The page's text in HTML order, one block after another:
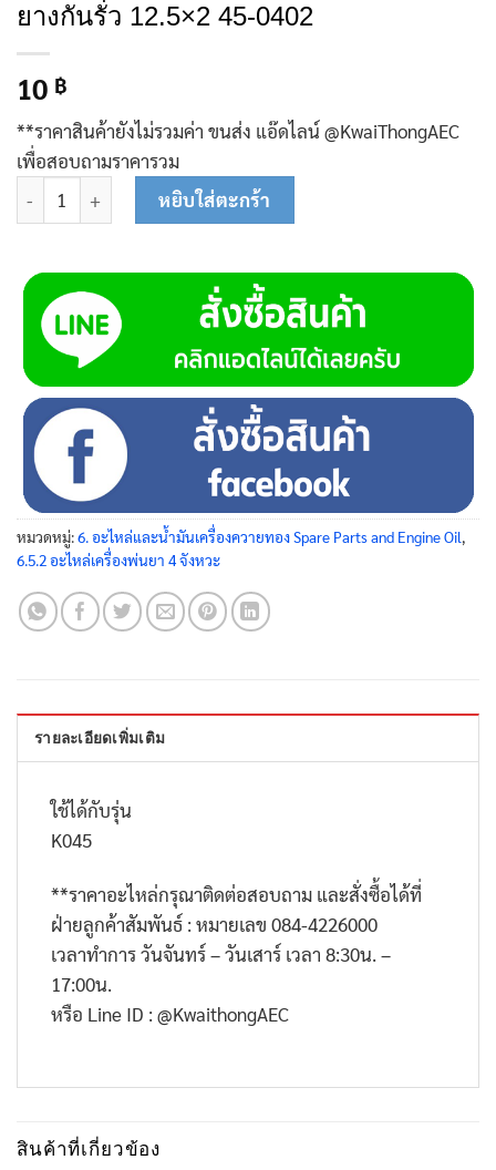
ยางกันรั่ว 12.5×2 45-0402
10 ฿
**ราคาสินค้ายังไม่รวมค่า ขนส่ง แอ๊ดไลน์ @KwaiThongAEC
เพื่อสอบถามราคารวม
จำนวน ยางกันรั่ว 12.5x2 45-0402 ชิ้น
หยิบใส่ตะกร้า
หมวดหมู่:6. อะไหล่และน้ำมันเครื่องควายทอง Spare Parts and Engine Oil
6.5.2 อะไหล่เครื่องพ่นยา 4 จังหวะ
รายละเอียดเพิ่มเติม
ใช้ได้กับรุ่น
K045
**ราคาอะไหล่กรุณาติดต่อสอบถาม และสั่งซื้อได้ที่
ฝ่ายลูกค้าสัมพันธ์ : หมายเลข 084-4226000
เวลาทำการ วันจันทร์ – วันเสาร์ เวลา 8:30น. –
17:00น.
หรือ Line ID : @KwaithongAEC
สินค้าที่เกี่ยวข้อง